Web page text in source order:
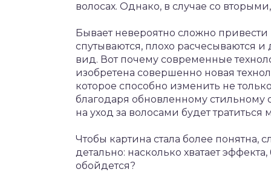
волосах. Однако, в случае со
Бывает невероятно сложно
спутываются, плохо расчесываются
вид. Вот почему современные
изобретена совершенно новая
которое способно изменить не
благодаря обновленному стильному
на уход за волосами будет тратиться
Чтобы картина стала более понятна,
детально: насколько хватает
обойдется?